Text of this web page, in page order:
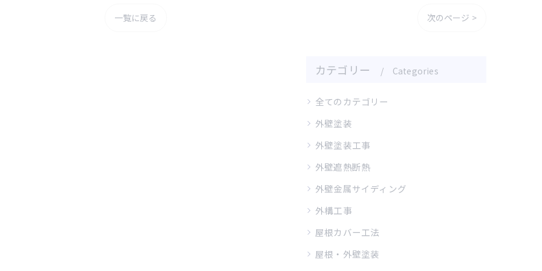
一覧に戻る 次のページ >
カテゴリー Categories
全てのカテゴリー
外壁塗装
外壁塗装工事
外壁遮熱断熱
外壁金属サイディング
外構工事
屋根カバー工法
屋根・外壁塗装